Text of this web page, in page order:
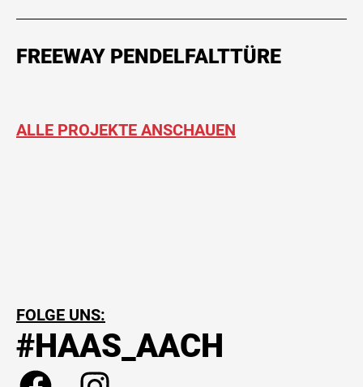
FREEWAY PENDELFALTTÜRE
ALLE PROJEKTE ANSCHAUEN
FOLGE UNS:
#HAAS_AACH